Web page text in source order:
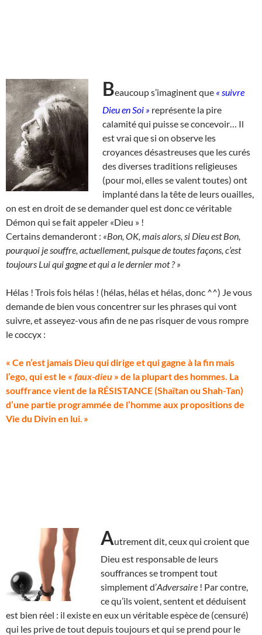
Beaucoup s’imaginent que « suivre
Dieu en Soi » représente la pire
calamité qui puisse se concevoir… Il
est vrai que si on observe les
croyances désastreuses que les curés
des diverses traditions religieuses
(pour moi, elles se valent toutes) ont
implanté dans la tête de leurs ouailles,
on est en droit de se demander quel est donc ce véritable
Démon qui se fait appeler «Dieu » !
Certains demanderont : «Bon, OK, mais alors, si Dieu est Bon,
pourquoi je souffre, actuellement, puisque de toutes façons, c’est
toujours Lui qui gagne et qui a le dernier mot ? »
Hélas ! Trois fois hélas ! (hélas, hélas et hélas, donc ^^) Je vous
demande de bien vous concentrer sur les phrases qui vont
suivre, et asseyez-vous afin de ne pas risquer de vous rompre
le coccyx :
« Ce n’est jamais Dieu qui dirige et qui gagne à la fin mais
l’ego, qui est le « faux-dieu » de la plupart des hommes. La
souffrance vient de la RÉSISTANCE (Shaïtan ou Shah-Tan)
d’une partie programmée de l’homme aux propositions de
Vie du Divin en lui »
Autrement dit, ceux qui croient que
Dieu est responsable de leurs
souffrances se trompent tout
simplement d’Adversaire ! Par contre,
ce qu’ils voient, sentent et déduisent
est bien réel : il existe en eux un véritable espèce de (censuré)
qui les prive de tout depuis toujours et qui se prend pour le